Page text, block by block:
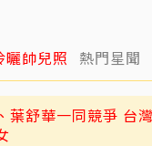
曬帥兒照 熱門星聞
同競爭 台灣林莎首度入圍全